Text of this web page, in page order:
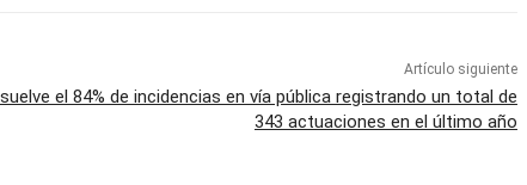
Artículo siguiente
el 84% de incidencias en vía pública registrando un total de
343 actuaciones en el último año